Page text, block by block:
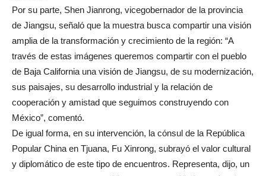
Por su parte, Shen Jianrong, vicegobernador de la provincia
de Jiangsu, señaló que la muestra busca compartir una visión
amplia de la transformación y crecimiento de la región: “A
través de estas imágenes queremos compartir con el pueblo
de Baja California una visión de Jiangsu, de su modernización,
sus paisajes, su desarrollo industrial y la relación de
cooperación y amistad que seguimos construyendo con
México”, comentó.
De igual forma, en su intervención, la cónsul de la República
Popular China en Tjuana, Fu Xinrong, subrayó el valor cultural
y diplomático de este tipo de encuentros. Representa, dijo, un